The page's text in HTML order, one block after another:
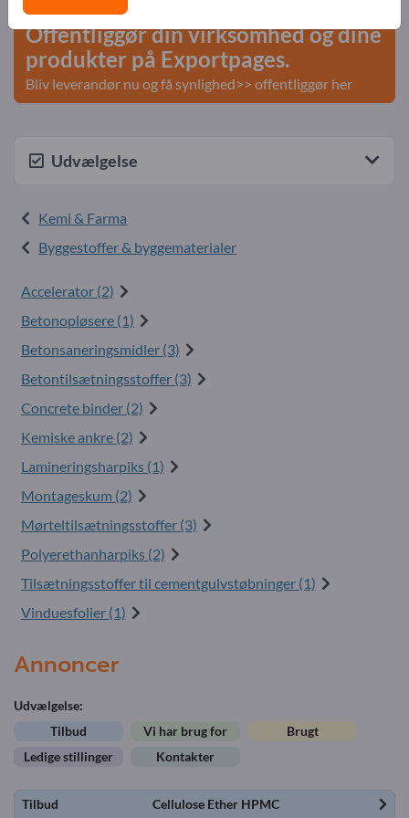
Offentliggør din virksomhed og dine
produkter på Exportpages.
Bliv leverandør nu og få synlighed>> offentliggør her
Udvælgelse
Kemi & Farma
Byggestoffer & byggematerialer
Accelerator (2)
Betonopløsere (1)
Betonsaneringsmidler (3)
Betontilsætningsstoffer (3)
Concrete binder (2)
Kemiske ankre (2)
Lamineringsharpiks (1)
Montageskum (2)
Mørteltilsætningsstoffer (3)
Polyerethanharpiks (2)
Tilsætningsstoffer til cementgulvstøbninger (1)
Vinduesfolier (1)
Annoncer
Udvælgelse:
Tilbud
Vi har brug for
Brugt
Ledige stillinger
Kontakter
Tilbud Cellulose Ether HPMC